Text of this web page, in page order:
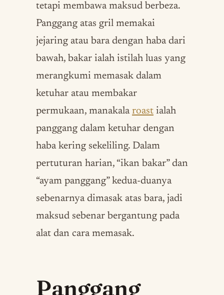
tetapi membawa maksud berbeza.
Panggang atas gril memakai
jejaring atau bara dengan haba dari
bawah, bakar ialah istilah luas yang
merangkumi memasak dalam
ketuhar atau membakar
permukaan, manakala roast ialah
panggang dalam ketuhar dengan
haba kering sekeliling. Dalam
pertuturan harian, “ikan bakar” dan
“ayam panggang” kedua-duanya
sebenarnya dimasak atas bara, jadi
maksud sebenar bergantung pada
alat dan cara memasak.
Panggang